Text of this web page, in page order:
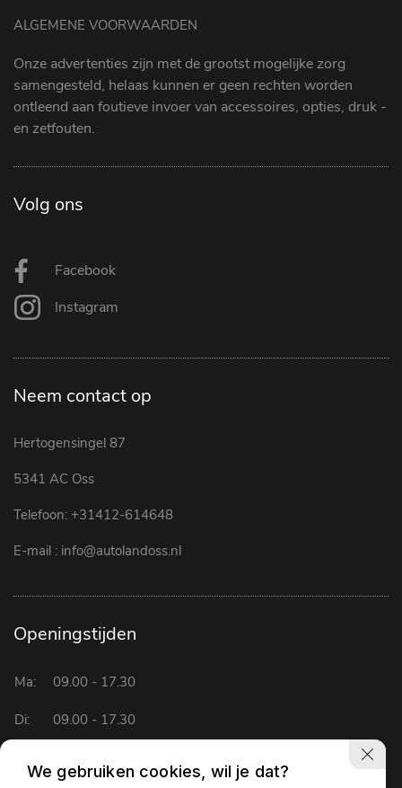
ALGEMENE VOORWAARDEN
Onze advertenties zijn met de grootst mogelijke zorg
samengesteld, helaas kunnen er geen rechten worden
ontleend aan foutieve invoer van accessoires, opties, druk -
en zetfouten.
Volg ons
Facebook
Instagram
Neem contact op
Hertogensingel 87
5341 AC Oss
Telefoon: +31412-614648
E-mail : info@autolandoss.nl
Openingstijden
Ma: 09.00 - 17.30
Di: 09.00 - 17.30
We gebruiken cookies, wil je dat?